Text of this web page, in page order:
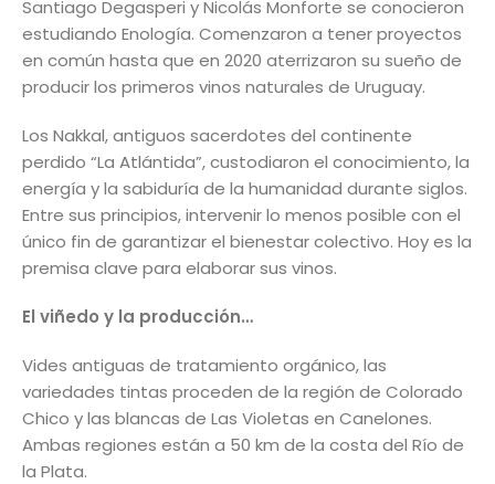
Santiago Degasperi y Nicolás Monforte se conocieron
estudiando Enología. Comenzaron a tener proyectos
en común hasta que en 2020 aterrizaron su sueño de
producir los primeros vinos naturales de Uruguay.
Los Nakkal, antiguos sacerdotes del continente
perdido “La Atlántida”, custodiaron el conocimiento, la
energía y la sabiduría de la humanidad durante siglos.
Entre sus principios, intervenir lo menos posible con el
único fin de garantizar el bienestar colectivo. Hoy es la
premisa clave para elaborar sus vinos.
El viñedo y la producción…
Vides antiguas de tratamiento orgánico, las
variedades tintas proceden de la región de Colorado
Chico y las blancas de Las Violetas en Canelones.
Ambas regiones están a 50 km de la costa del Río de
la Plata.